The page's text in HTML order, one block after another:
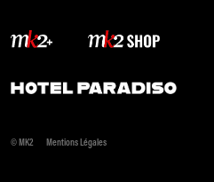
© MK2 Mentions Légales